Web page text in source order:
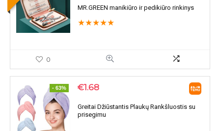
MR.GREEN manikiūro ir pedikiūro rinkinys
★★★★★
0
- 63% €1.68
Greitai Džiūstantis Plaukų Rankšluostis su
prisegimu